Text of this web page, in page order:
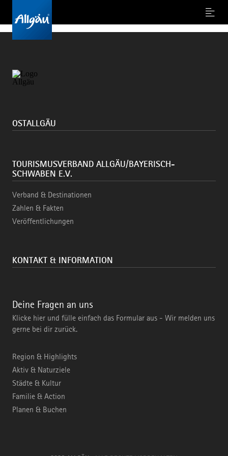
Menu
OSTALLGÄU
TOURISMUSVERBAND ALLGÄU/BAYERISCH-
SCHWABEN E.V.
Verband & Destinationen
Zahlen & Fakten
Veröffentlichungen
KONTAKT & INFORMATION
Deine Fragen an uns
Klicke hier und fülle einfach das Formular aus - Wir melden uns
gerne bei dir zurück.
Region & Highlights
Aktiv & Naturziele
Städte & Kultur
Familie & Action
Planen & Buchen